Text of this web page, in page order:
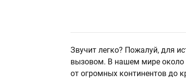
Звучит легко? Пожалуй, для
вызовом. В нашем мире около
от огромных континентов до